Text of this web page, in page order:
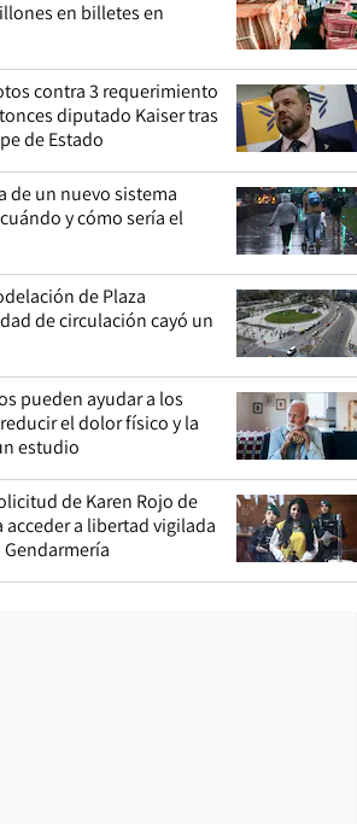
en billetes en
contra 3 requerimiento
diputado Kaiser tras
de Estado
de un nuevo sistema
y cómo sería el
de Plaza
de circulación cayó un
pueden ayudar a los
el dolor físico y la
estudio
de Karen Rojo de
a libertad vigilada